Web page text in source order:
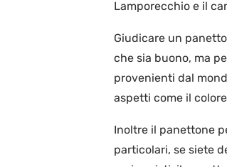
Lamporecchio e il
Giudicare un
che sia buono, ma
provenienti dal
aspetti come il
Inoltre il panettone
particolari, se siete